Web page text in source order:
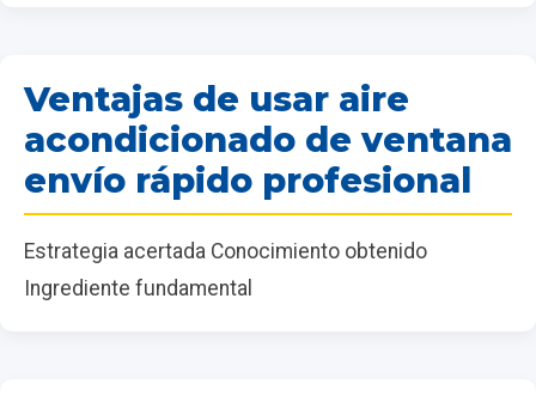
Ventajas de usar aire
acondicionado de ventana
envío rápido profesional
Estrategia acertada Conocimiento obtenido
Ingrediente fundamental